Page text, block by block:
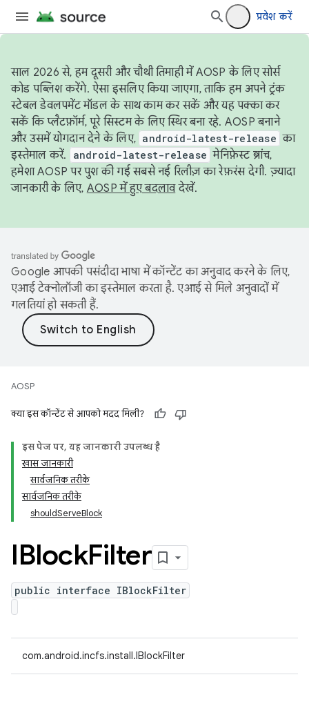
प्रवेश करें
साल 2026 से, हम दूसरी और चौथी तिमाही में AOSP के लिए सोर्स
कोड पब्लिश करेंगे. ऐसा इसलिए किया जाएगा, ताकि हम अपने ट्रंक
स्टेबल डेवलपमेंट मॉडल के साथ काम कर सकें और यह पक्का कर
सकें कि प्लैटफ़ॉर्म, पूरे सिस्टम के लिए स्थिर बना रहे. AOSP बनाने
और उसमें योगदान देने के लिए, android-latest-release का
इस्तेमाल करें.
android-latest-release मेनिफ़ेस्ट ब्रांच,
हमेशा AOSP पर पुश की गई सबसे नई रिलीज़ का रेफ़रंस देगी. ज़्यादा
जानकारी के लिए, AOSP में हुए बदलावदेखें.
Google आपकी पसंदीदा भाषा में कॉन्टेंट का अनुवाद करने के लिए,
एआई टेक्नोलॉजी का इस्तेमाल करता है. एआई से मिले अनुवादों में
गलतियां हो सकती हैं.
AOSP
क्या इस कॉन्टेंट से आपको मदद मिली?
इस पेज पर, यह जानकारी उपलब्ध है
खास जानकारी
सार्वजनिक तरीके
सार्वजनिक तरीके
shouldServeBlock
IBlockFilter
public interface IBlockFilter
com.android.incfs.install.IBlockFilter